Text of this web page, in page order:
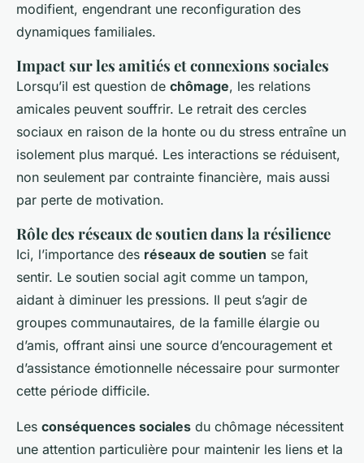
modifient, engendrant une reconfiguration des
dynamiques familiales.
Impact sur les amitiés et connexions sociales
Lorsqu’il est question de chômage, les relations
amicales peuvent souffrir. Le retrait des cercles
sociaux en raison de la honte ou du stress entraîne un
isolement plus marqué. Les interactions se réduisent,
non seulement par contrainte financière, mais aussi
par perte de motivation.
Rôle des réseaux de soutien dans la résilience
Ici, l’importance des réseaux de soutien se fait
sentir. Le soutien social agit comme un tampon,
aidant à diminuer les pressions. Il peut s’agir de
groupes communautaires, de la famille élargie ou
d’amis, offrant ainsi une source d’encouragement et
d’assistance émotionnelle nécessaire pour surmonter
cette période difficile.
Les conséquences sociales du chômage nécessitent
une attention particulière pour maintenir les liens et la